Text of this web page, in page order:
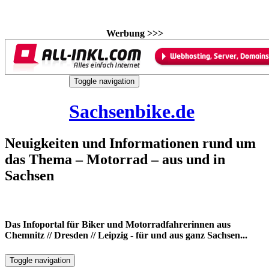
Werbung >>>
Toggle navigation
Sachsenbike.de
Neuigkeiten und Informationen rund um
das Thema – Motorrad – aus und in
Sachsen
Das Infoportal für Biker und Motorradfahrerinnen aus
Chemnitz // Dresden // Leipzig - für und aus ganz Sachsen...
Toggle navigation